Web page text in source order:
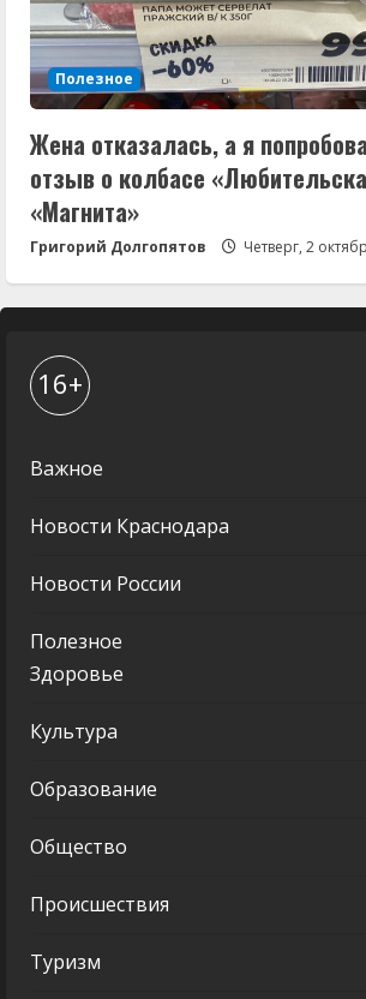
Полезное
Жена отказалась, а я
отзыв о колбасе
«Магнита»
Григорий Долгопятов Четверг, 2
16+
Важное
Новости Краснодара
Новости России
Полезное
Здоровье
Культура
Образование
Общество
Происшествия
Туризм